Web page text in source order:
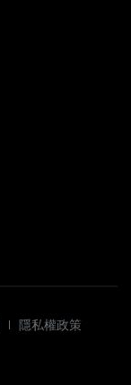
隱私權政策